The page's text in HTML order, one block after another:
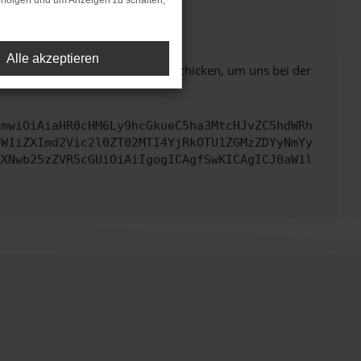
unterstützt werden.
Du kannst uns diesen Text schicken, um uns bei der
Alle akzeptieren